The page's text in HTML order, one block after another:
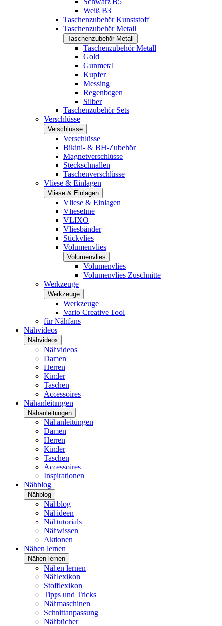
Schwarz B5
Weiß B3
Taschenzubehör Kunststoff
Taschenzubehör Metall
Taschenzubehör Metall
Taschenzubehör Metall
Gold
Gunmetal
Kupfer
Messing
Regenbogen
Silber
Taschenzubehör Sets
Verschlüsse
Verschlüsse
Verschlüsse
Bikini- & BH-Zubehör
Magnetverschlüsse
Steckschnallen
Taschenverschlüsse
Vliese & Einlagen
Vliese & Einlagen
Vliese & Einlagen
Vlieseline
VLIXO
Vliesbänder
Stickvlies
Volumenvlies
Volumenvlies
Volumenvlies
Volumenvlies Zuschnitte
Werkzeuge
Werkzeuge
Werkzeuge
Vario Creative Tool
für Nähfans
Nähvideos
Nähvideos
Nähvideos
Damen
Herren
Kinder
Taschen
Accessoires
Nähanleitungen
Nähanleitungen
Nähanleitungen
Damen
Herren
Kinder
Taschen
Accessoires
Inspirationen
Nähblog
Nähblog
Nähblog
Nähideen
Nähtutorials
Nähwissen
Aktionen
Nähen lernen
Nähen lernen
Nähen lernen
Nählexikon
Stofflexikon
Tipps und Tricks
Nähmaschinen
Schnittanpassung
Nähbücher